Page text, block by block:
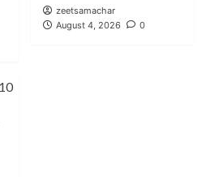
zeetsamachar
August 4, 2026
0